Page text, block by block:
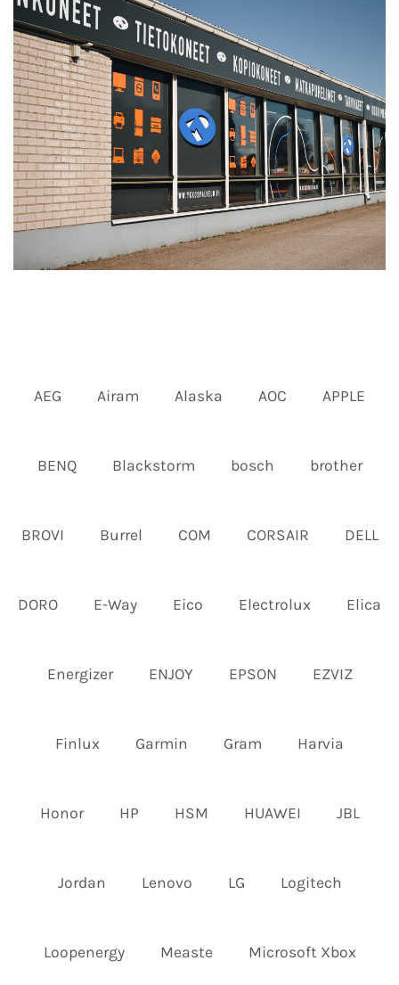
AEG Airam Alaska AOC APPLE
BENQ Blackstorm bosch brother
BROVI Burrel COM CORSAIR DELL
DORO E-Way Eico Electrolux Elica
Energizer ENJOY EPSON EZVIZ
Finlux Garmin Gram Harvia
Honor HP HSM HUAWEI JBL
Jordan Lenovo LG Logitech
Loopenergy Measte Microsoft Xbox